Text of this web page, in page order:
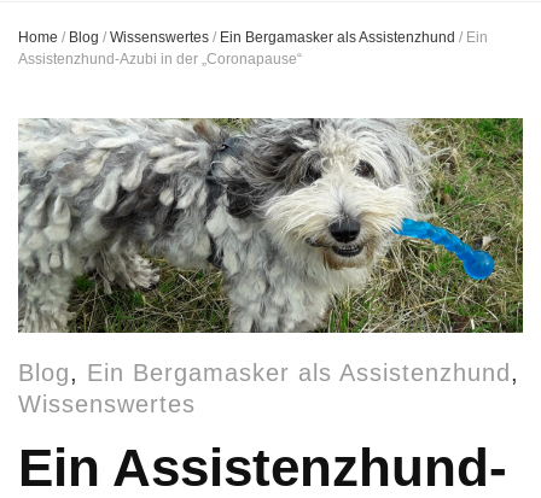
Home / Blog / Wissenswertes / Ein Bergamasker als Assistenzhund / Ein
Assistenzhund-Azubi in der „Coronapause“
Blog, Ein Bergamasker als Assistenzhund,
Wissenswertes
Ein Assistenzhund-